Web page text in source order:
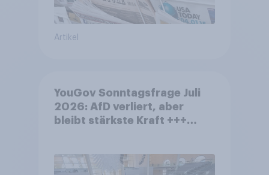
Artikel
YouGov Sonntagsfrage Juli
2026: AfD verliert, aber
bleibt stärkste Kraft +++